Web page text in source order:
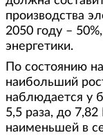
производства
2050 году –
энергетики.
По состоянию
наибольший
наблюдается у
5,5 раза, до
наименьшей в